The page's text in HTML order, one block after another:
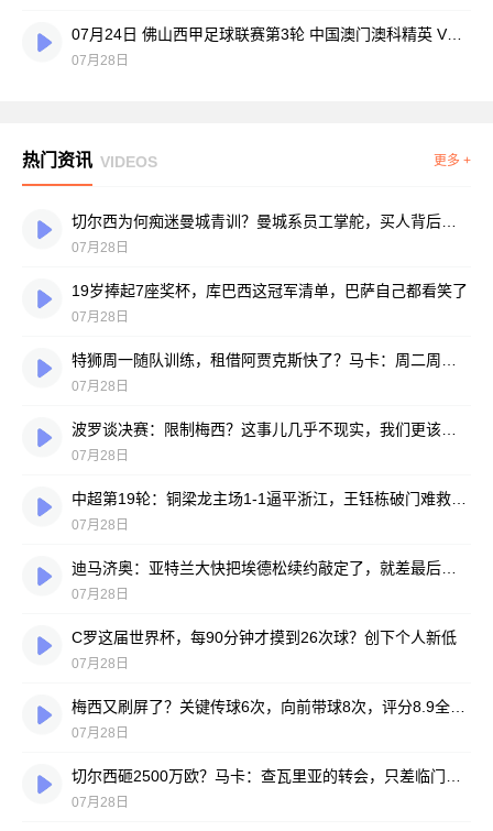
07月24日 佛山西甲足球联赛第3轮 中国澳门澳科精英 VS 藝品高國際 全场录像
07月28日
热门资讯 VIDEOS 更多 +
07月28日
19岁捧起7座奖杯，库巴西这冠军清单，巴萨自己都看笑了
07月28日
07月28日
07月28日
07月28日
07月28日
C罗这届世界杯，每90分钟才摸到26次球？创下个人新低
07月28日
07月28日
07月28日